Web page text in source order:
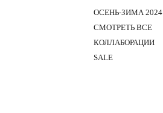
ОСЕНЬ-ЗИМА 2024
СМОТРЕТЬ ВСЕ
КОЛЛАБОРАЦИИ
SALE